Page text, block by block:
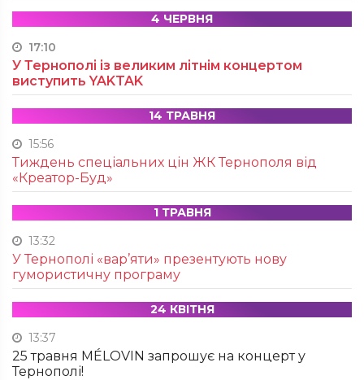
4 ЧЕРВНЯ
17:10
У Тернополі із великим літнім концертом
виступить YAKTAK
14 ТРАВНЯ
15:56
Тиждень спеціальних цін ЖК Тернополя від
«Креатор-Буд»
1 ТРАВНЯ
13:32
У Тернополі «вар’яти» презентують нову
гумористичну програму
24 КВІТНЯ
13:37
25 травня MÉLOVIN запрошує на концерт у
Тернополі!